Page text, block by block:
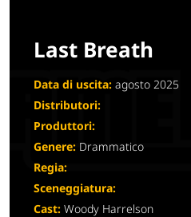
Last Breath
Data di uscita: agosto 2025
Distributori:
Produttori:
Genere: Drammatico
Regia:
Sceneggiatura:
Cast: Woody Harrelson